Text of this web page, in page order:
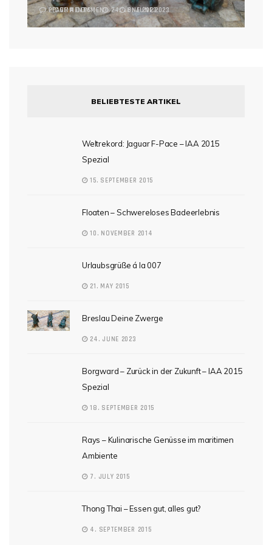
2 COMMENTS 24. JUNE 2023
LEAVE A COMMENT 6. JUNE 2023
BELIEBTESTE ARTIKEL
Weltrekord: Jaguar F-Pace – IAA 2015
Spezial
15. SEPTEMBER 2015
Floaten – Schwereloses Badeerlebnis
10. NOVEMBER 2014
Urlaubsgrüße á la 007
21. MAY 2015
Breslau Deine Zwerge
24. JUNE 2023
Borgward – Zurück in der Zukunft – IAA 2015
Spezial
18. SEPTEMBER 2015
Rays – Kulinarische Genüsse im maritimen
Ambiente
7. JULY 2015
Thong Thai – Essen gut, alles gut?
4. SEPTEMBER 2015